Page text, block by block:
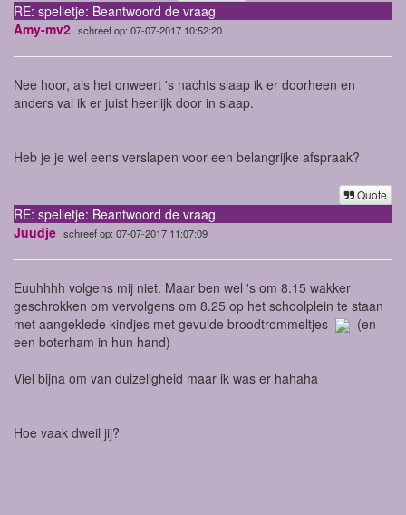
RE: spelletje: Beantwoord de vraag
Amy-mv2 schreef op: 07-07-2017 10:52:20
Nee hoor, als het onweert 's nachts slaap ik er doorheen en
anders val ik er juist heerlijk door in slaap.
Heb je je wel eens verslapen voor een belangrijke afspraak?
Quote
RE: spelletje: Beantwoord de vraag
Juudje schreef op: 07-07-2017 11:07:09
Euuhhhh volgens mij niet. Maar ben wel 's om 8.15 wakker
geschrokken om vervolgens om 8.25 op het schoolplein te staan
met aangeklede kindjes met gevulde broodtrommeltjes
(en
een boterham in hun hand)
Viel bijna om van duizeligheid maar ik was er hahaha
Hoe vaak dweil jij?